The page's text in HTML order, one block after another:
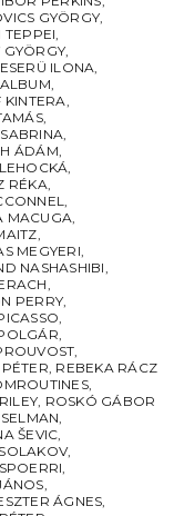
GYÖRGY,
TEPPEI,
GYÖRGY,
ILONA,
,
KINTERA,
,
,
ÁDÁM,
,
RÉKA,
,
MACUGA,
,
MEGYERI,
NASHASHIBI,
,
PERRY,
,
,
,
, REBEKA RÁCZ
,
, ROSKÓ GÁBOR
,
ŠEVIC,
,
,
,
ÁGNES,